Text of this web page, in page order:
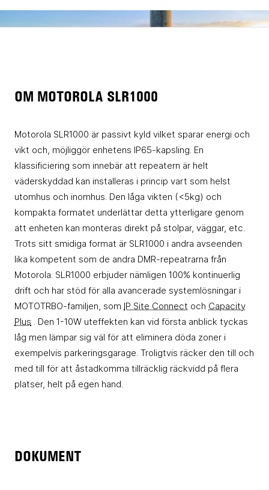
OM MOTOROLA SLR1000
Motorola SLR1000 är passivt kyld vilket sparar energi och
vikt och, möjliggör enhetens IP65-kapsling. En
klassificiering som innebär att repeatern är helt
väderskyddad kan installeras i princip vart som helst
utomhus och inomhus. Den låga vikten (<5kg) och
kompakta formatet underlättar detta ytterligare genom
att enheten kan monteras direkt på stolpar, väggar, etc.
Trots sitt smidiga format är SLR1000 i andra avseenden
lika kompetent som de andra DMR-repeatrarna från
Motorola. SLR1000 erbjuder nämligen 100% kontinuerlig
drift och har stöd för alla avancerade systemlösningar i
MOTOTRBO-familjen, som IP Site Connect och Capacity
Plus
. Den 1-10W uteffekten kan vid första anblick tyckas
låg men lämpar sig väl för att eliminera döda zoner i
exempelvis parkeringsgarage. Troligtvis räcker den till och
med till för att åstadkomma tillräcklig räckvidd på flera
platser, helt på egen hand.
DOKUMENT